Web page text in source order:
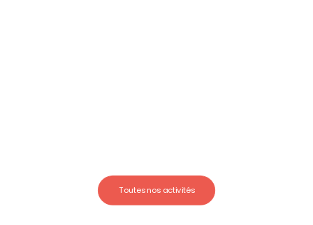
Toutes nos activités